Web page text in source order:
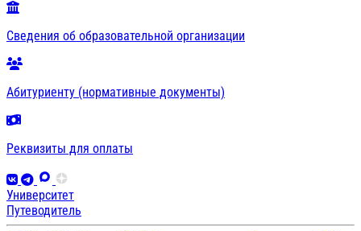
Сведения об образовательной организации
Абитуриенту (нормативные документы)
Реквизиты для оплаты
Университет
Путеводитель